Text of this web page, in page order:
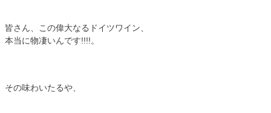
皆さん、この偉大なるドイツワイン、
本当に物凄いんです!!!!。
その味わいたるや、